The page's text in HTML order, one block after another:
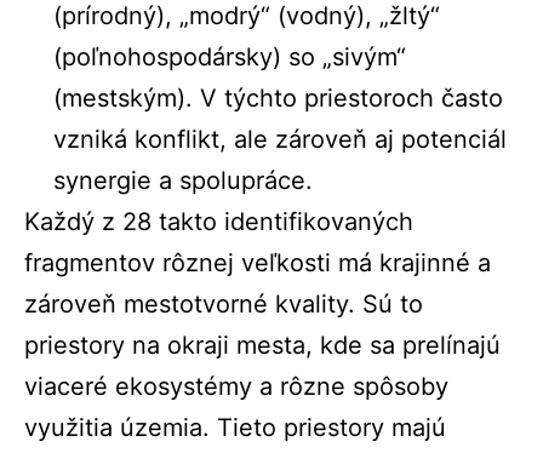
(prírodný), „modrý“ (vodný), „žltý“
(poľnohospodársky) so „sivým“
(mestským). V týchto priestoroch často
vzniká konflikt, ale zároveň aj potenciál
synergie a spolupráce.
Každý z 28 takto identifikovaných
fragmentov rôznej veľkosti má krajinné a
zároveň mestotvorné kvality. Sú to
priestory na okraji mesta, kde sa prelínajú
viaceré ekosystémy a rôzne spôsoby
využitia územia. Tieto priestory majú